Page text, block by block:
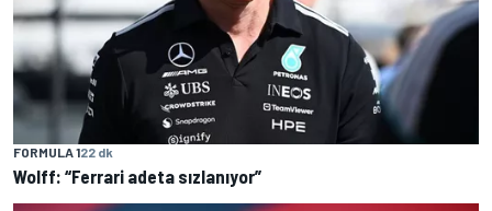
FORMULA 122 dk
Wolff: “Ferrari adeta sızlanıyor”